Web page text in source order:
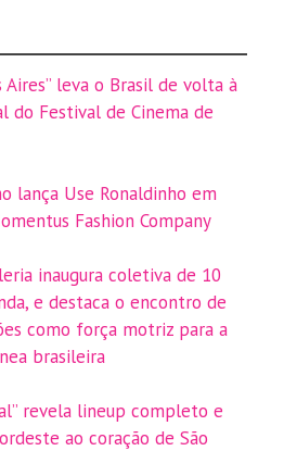
Aires” leva o Brasil de volta à
do Festival de Cinema de
lança Use Ronaldinho em
Fashion Company
inaugura coletiva de 10
e destaca o encontro de
como força motriz para a
brasileira
revela lineup completo e
ao coração de São